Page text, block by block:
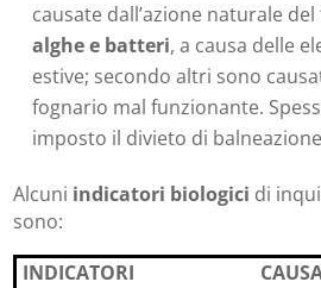
causate dall’azione naturale
alghe e batteri, a causa delle
estive; secondo altri sono
fognario mal funzionante.
imposto il divieto di
Alcuni indicatori biologici di
sono:
INDICATORI